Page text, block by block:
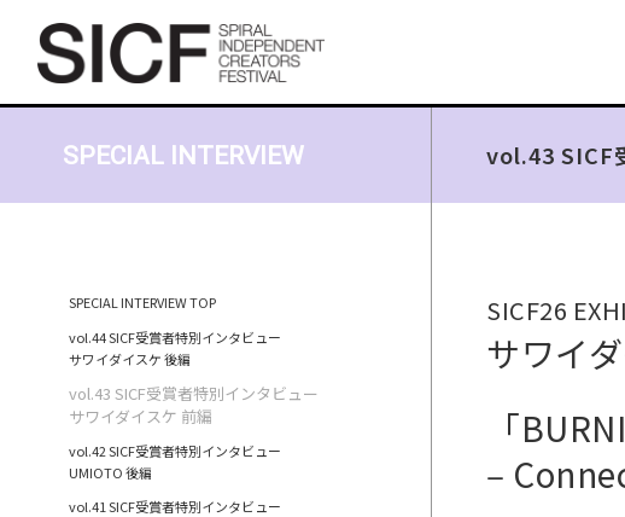
SPECIAL INTERVIEW vol.43 SICF
SPECIAL INTERVIEW TOP
vol.44 SICF受賞者特別インタビュー
サワイダイスケ 後編
vol.43 SICF受賞者特別インタビュー
サワイダイスケ 前編
vol.42 SICF受賞者特別インタビュー
UMIOTO 後編
vol.41 SICF受賞者特別インタビュー
SICF26
サワイ
「
‒